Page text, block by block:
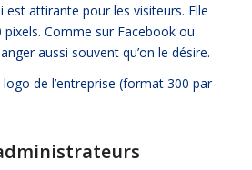
est attirante pour les visiteurs. Elle
Comme sur Facebook ou
aussi souvent qu’on le désire.
de l’entreprise (format 300 par